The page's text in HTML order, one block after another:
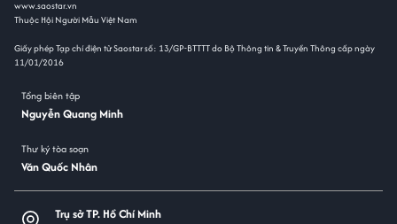
www.saostar.vn
Thuộc Hội Người Mẫu Việt Nam
Giấy phép Tạp chí điện tử Saostar số: 13/GP-BTTTT do Bộ Thông tin & Truyền Thông cấp ngày
11/01/2016
Tổng biên tập
Nguyễn Quang Minh
Thư ký tòa soạn
Văn Quốc Nhân
Trụ sở TP. Hồ Chí Minh